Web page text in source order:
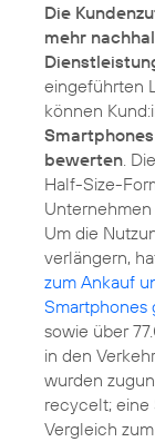
Die
mehr
eingeführten
können
bewerten.
Half-Size-
Unternehmen
Um die
verlängern,
zum Ankauf
Smartphones
sowie über
in den
wurden
recycelt; eine
Vergleich